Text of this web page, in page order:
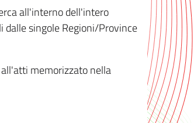
all'interno dell'intero
singole Regioni/Province
memorizzato nella